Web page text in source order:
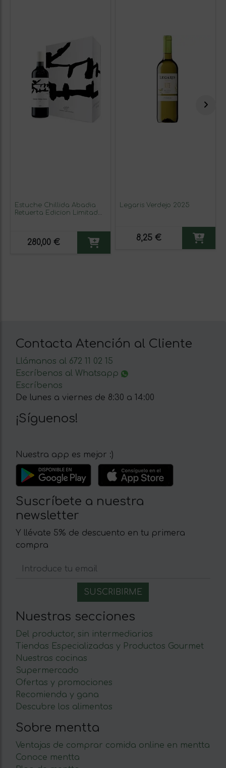
Estuche Chillida Abadia
Retuerta Edicion Limitada
280,00 €
Legaris Verdejo 2025
8,25 €
Contacta Atención al Cliente
Llámanos al 672 11 02 15
Escríbenos al Whatsapp
Escríbenos
De lunes a viernes de 8:30 a 14:00
¡Síguenos!
Nuestra app es mejor :)
Suscríbete a nuestra
newsletter
Y llévate 5% de descuento en tu primera
compra
Nuestras secciones
Del productor, sin intermediarios
Tiendas Especializadas y Productos Gourmet
Nuestras cocinas
Supermercado
Ofertas y promociones
Recomienda y gana
Descubre los alimentos
Sobre mentta
Ventajas de comprar comida online en mentta
Conoce mentta